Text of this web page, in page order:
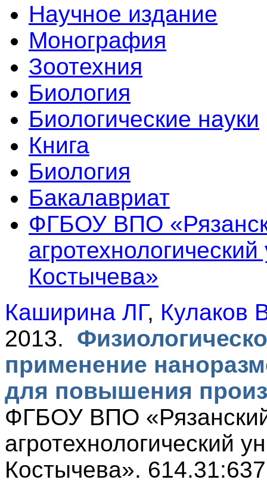
Научное издание
Монография
Зоотехния
Биология
Биологические науки
Книга
Биология
Бакалавриат
ФГБОУ ВПО
Костычева»
Каширина ЛГ, Кулаков
2013.
применение
для повышения
ФГБОУ ВПО
агротехнологический
Костычева».